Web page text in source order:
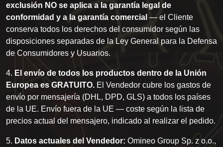
exclusión NO se aplica a la garantía legal de
conformidad y a la garantía comercial — el Cliente
conserva todos los derechos del consumidor según las
disposiciones separadas de la Ley General para la Defensa
de Consumidores y Usuarios.
4. El envío de todos los productos dentro de la Unión
Europea es GRATUITO. El Vendedor cubre los gastos de
envío por mensajería (DHL, DPD, GLS) a todos los países
de la UE. Envío fuera de la UE — coste según la lista de
precios actual del mensajero, indicado al realizar el pedido.
5. Datos actuales del Vendedor: Omineo Group Sp. z o.o.,